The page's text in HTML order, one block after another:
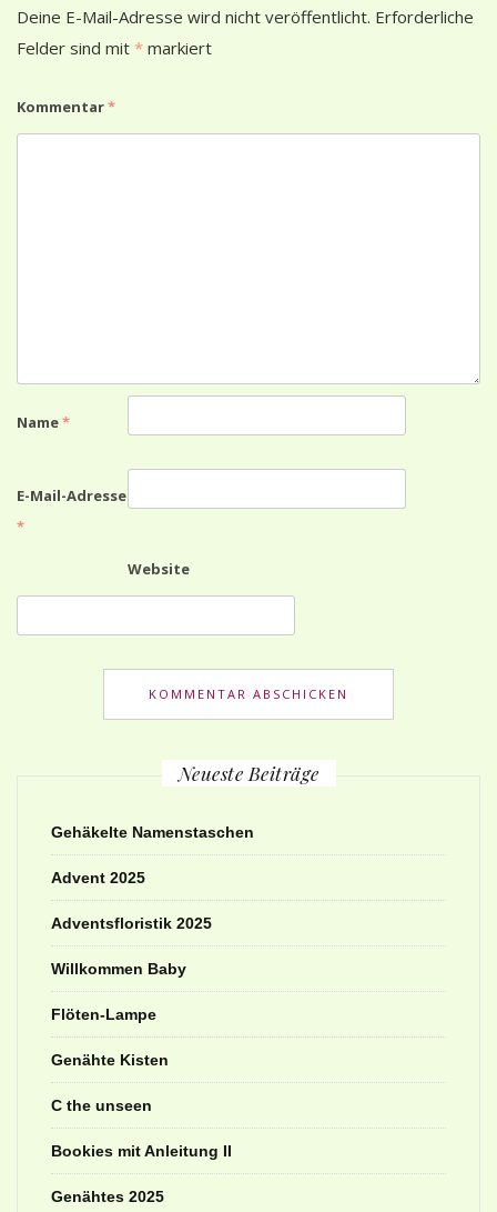
Deine E-Mail-Adresse wird nicht veröffentlicht. Erforderliche
Felder sind mit * markiert
Kommentar*
Name*
E-Mail-Adresse
*
Website
Neueste Beiträge
Gehäkelte Namenstaschen
Advent 2025
Adventsfloristik 2025
Willkommen Baby
Flöten-Lampe
Genähte Kisten
C the unseen
Bookies mit Anleitung II
Genähtes 2025